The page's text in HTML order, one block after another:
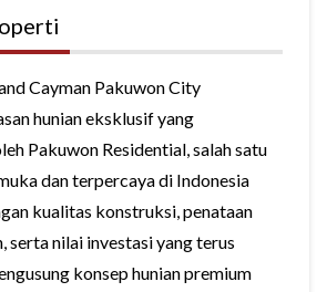
Cayman Pakuwon City
hunian eksklusif yang
Pakuwon Residential, salah satu
dan terpercaya di Indonesia
kualitas konstruksi, penataan
serta nilai investasi yang terus
konsep hunian premium